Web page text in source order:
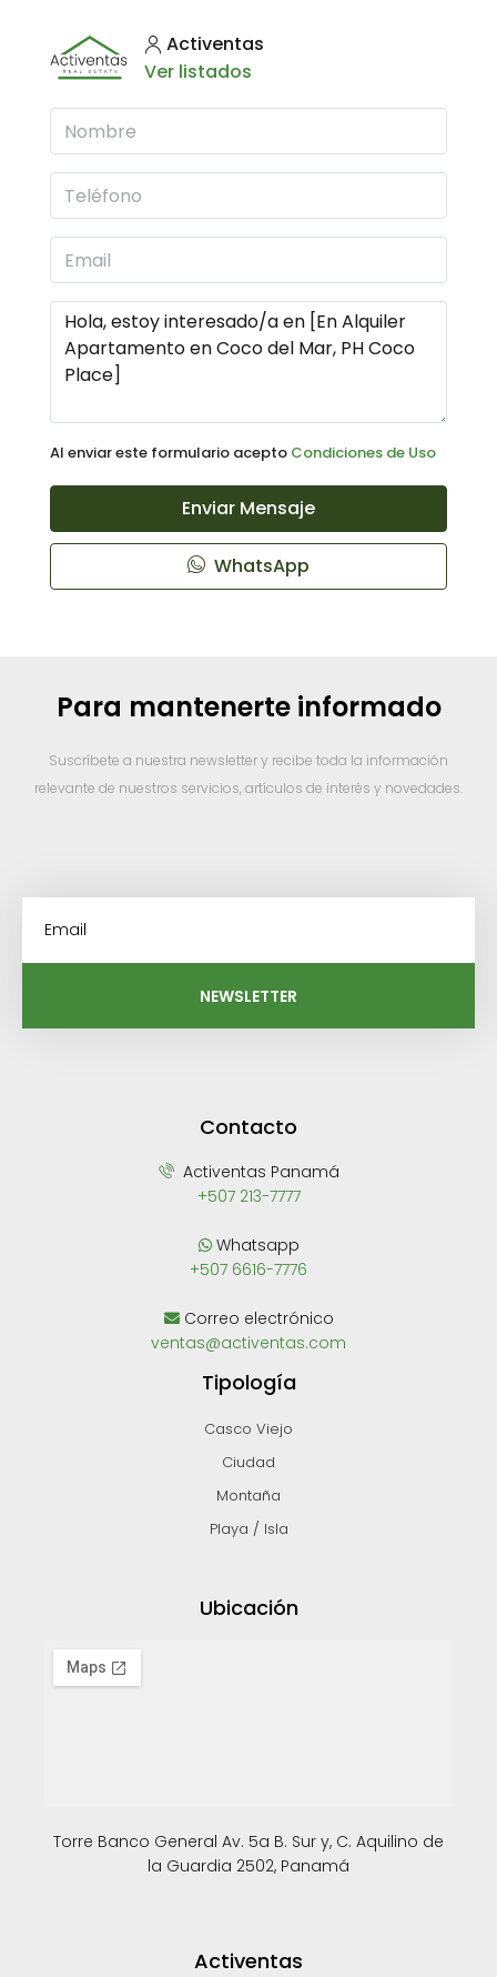
Activentas
Ver listados
Al enviar este formulario acepto Condiciones de Uso
Enviar Mensaje
WhatsApp
Para mantenerte informado
Suscríbete a nuestra newsletter y recibe toda la información
relevante de nuestros servicios, artículos de interés y novedades.
NEWSLETTER
Contacto
Activentas Panamá
+507 213-7777
Whatsapp
+507 6616-7776
Correo electrónico
ventas@activentas.com
Tipología
Casco Viejo
Ciudad
Montaña
Playa / Isla
Ubicación
Torre Banco General Av. 5a B. Sur y, C. Aquilino de
la Guardia 2502, Panamá
Activentas